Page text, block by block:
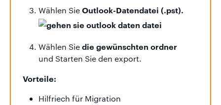
Wählen SieOutlook-Datendatei (.pst).
Wählen Siedie gewünschten ordner
und Starten Sie den export.
Vorteile:
Hilfriech für Migration